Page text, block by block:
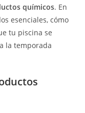
químicos. En
esenciales, cómo
tu piscina se
la temporada